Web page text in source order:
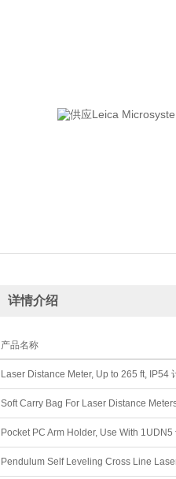
详情介绍
产品名称
Laser Distance Meter, Up to 265 ft, IP54
Soft Carry Bag For Laser Distance
Pocket PC Arm Holder, Use With 1UDN5